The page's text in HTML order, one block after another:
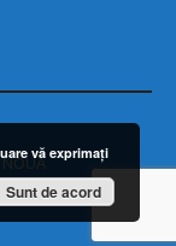
vă exprimaţi
Sunt de acord